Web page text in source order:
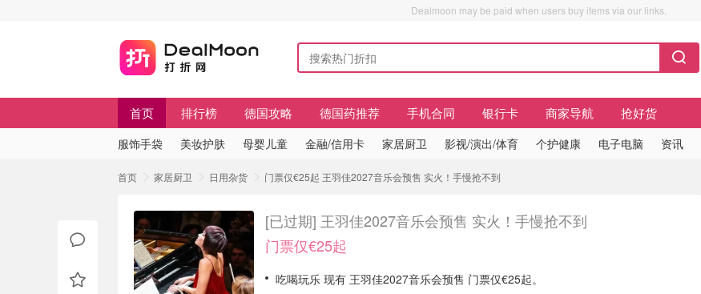
Dealmoon may be paid when users buy items via our links.
首页 排行榜 德国攻略 德国药推荐 手机合同 银行卡 商家导航 抢好货
服饰手袋 美妆护肤 母婴儿童 金融/信用卡 家居厨卫 影视/演出/体育 个护健康 电子电脑 资讯
首页 家居厨卫 日用杂货 门票仅€25起 王羽佳2027音乐会预售 实火！手慢抢不到
[已过期] 王羽佳2027音乐会预售 实火！手慢抢不到
门票仅€25起
吃喝玩乐 现有 王羽佳2027音乐会预售 门票仅€25起。